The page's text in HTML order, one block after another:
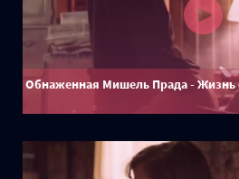
Обнаженная Мишель Прада - Жизнь